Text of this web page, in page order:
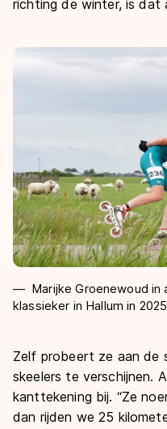
richting de winter, is dat
Marijke Groenewoud
klassieker in Hallum in
Zelf probeert ze aan de
skeelers te verschijnen.
kanttekening bij. “Ze
dan rijden we 25